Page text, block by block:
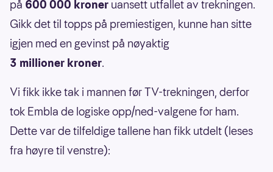
på 600 000 kroner uansett utfallet av trekningen.
Gikk det til topps på premiestigen, kunne han sitte
igjen med en gevinst på nøyaktig
3 millioner kroner.
Vi fikk ikke tak i mannen før TV-trekningen, derfor
tok Embla de logiske opp/ned-valgene for ham.
Dette var de tilfeldige tallene han fikk utdelt (leses
fra høyre til venstre):